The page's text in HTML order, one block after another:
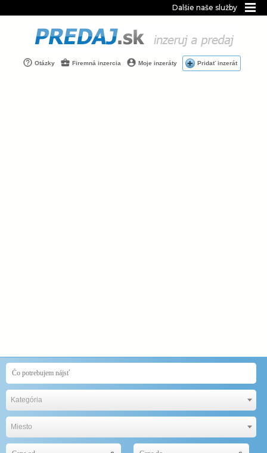
Dalšie naše služby
Otázky Firemná inzercia Moje inzeráty Pridať inzerát
Kategória
Miesto